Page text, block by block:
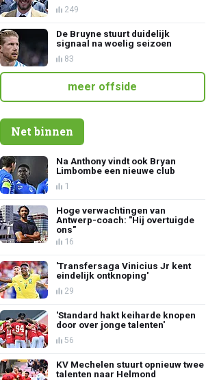
249
De Bruyne stuurt duidelijk
signaal na woelig seizoen
83
meer offside
Net binnen
Na Anthony vindt ook Bryan
Limbombe een nieuwe club
1
Hoge verwachtingen van
Antwerp-coach: "Hij overtuigde
ons"
16
'Transfersaga Vinicius Jr kent
eindelijk ontknoping'
29
'Standard hakt keiharde knopen
door over jonge talenten'
56
KV Mechelen stuurt opnieuw twee
talenten naar Helmond